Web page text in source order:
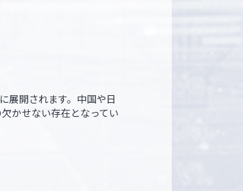
展開されます。中国や日
かせない存在となってい